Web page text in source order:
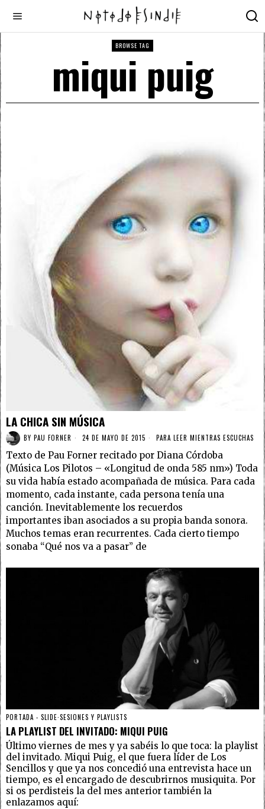
BROWSE TAG
miqui puig
LA CHICA SIN MÚSICA
BY PAU FORNER 24 DE MAYO DE 2015 PARA LEER MIENTRAS ESCUCHAS
Texto de Pau Forner recitado por Diana Córdoba
(Música Los Pilotos – «Longitud de onda 585 nm») Toda
su vida había estado acompañada de música. Para cada
momento, cada instante, cada persona tenía una
canción. Inevitablemente los recuerdos
importantes iban asociados a su propia banda sonora.
Muchos temas eran recurrentes. Cada cierto tiempo
sonaba “Qué nos va a pasar” de
PORTADA - SLIDE·SESIONES Y PLAYLISTS
LA PLAYLIST DEL INVITADO: MIQUI PUIG
Último viernes de mes y ya sabéis lo que toca: la playlist
del invitado. Miqui Puig, el que fuera líder de Los
Sencillos y que ya nos concedió una entrevista hace un
tiempo, es el encargado de descubrirnos musiquita. Por
si os perdisteis la del mes anterior también la
enlazamos aquí: